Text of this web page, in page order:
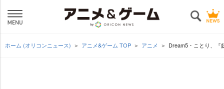
ホーム (オリコンニュース) アニメ&ゲーム TOP アニメ Dream5・ことり、『